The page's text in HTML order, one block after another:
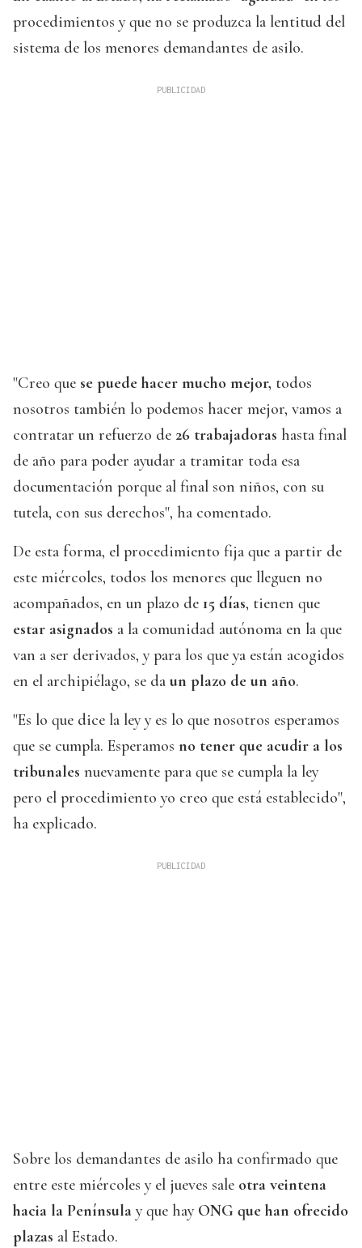
procedimientos y que no se produzca la lentitud del
sistema de los menores demandantes de asilo.
"Creo que se puede hacer mucho mejor, todos
nosotros también lo podemos hacer mejor, vamos a
contratar un refuerzo de 26 trabajadoras hasta final
de año para poder ayudar a tramitar toda esa
documentación porque al final son niños, con su
tutela, con sus derechos", ha comentado.
De esta forma, el procedimiento fija que a partir de
este miércoles, todos los menores que lleguen no
acompañados, en un plazo de 15 días, tienen que
estar asignados a la comunidad autónoma en la que
van a ser derivados, y para los que ya están acogidos
en el archipiélago, se da un plazo de un año.
"Es lo que dice la ley y es lo que nosotros esperamos
que se cumpla. Esperamos no tener que acudir a los
tribunales nuevamente para que se cumpla la ley
pero el procedimiento yo creo que está establecido",
ha explicado.
Sobre los demandantes de asilo ha confirmado que
entre este miércoles y el jueves sale otra veintena
hacia la Península y que hay ONG que han ofrecido
plazas al Estado.